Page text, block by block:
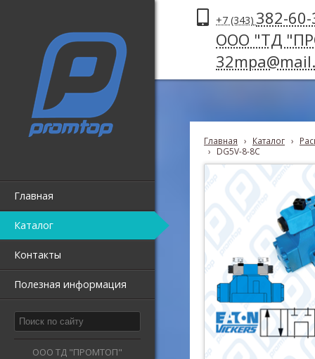
Главная
Каталог
Контакты
Полезная информация
ООО ТД "ПРОМТОП"
+7 (343) 382-
ООО "ТД
Главная › Каталог ›
›
DG5V-8-8C